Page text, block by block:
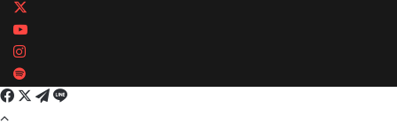
YouTube
Instagram
Spotify
Facebook
X Telegram
Line
Back